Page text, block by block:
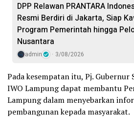
DPP Relawan PRANTARA
Resmi Berdiri di Jakarta, Siap
Program Pemerintah hingga
Nusantara
admin 3/08/2026
Pada kesempatan itu, Pj. Gubernur
IWO Lampung dapat membantu
Lampung dalam menyebarkan
pembangunan kepada masyarakat.